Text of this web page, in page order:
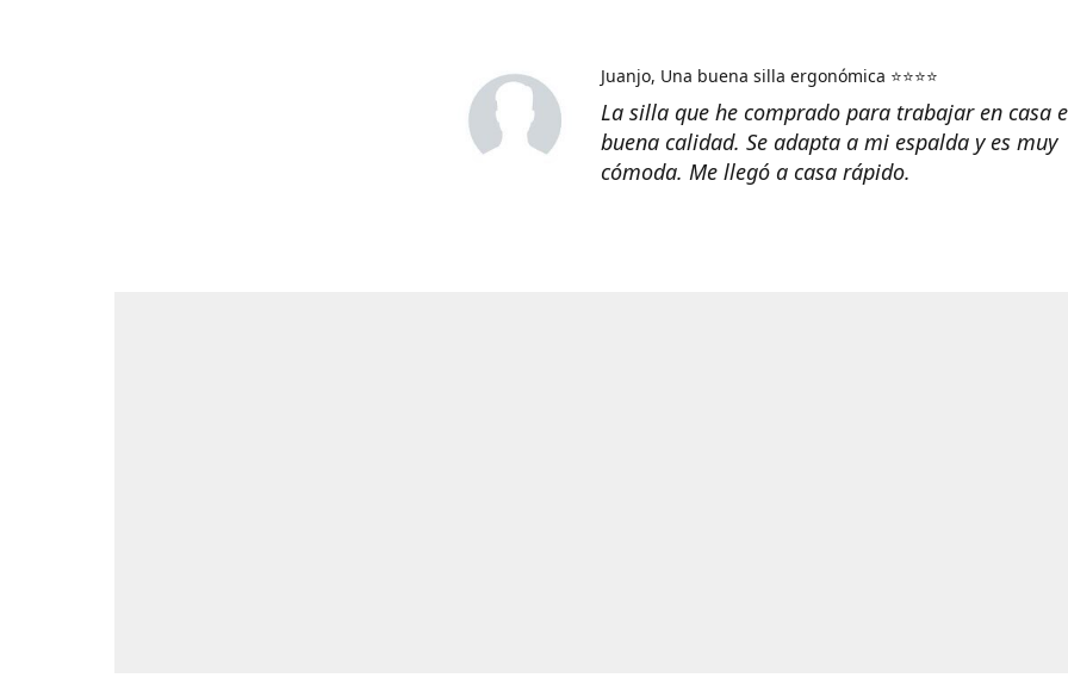
La silla que he comprado para trabajar en casa
buena calidad. Se adapta a mi espalda y es muy
cómoda. Me llegó a casa rápido.
Juanjo Una buena silla ergonómica ⭐⭐⭐⭐